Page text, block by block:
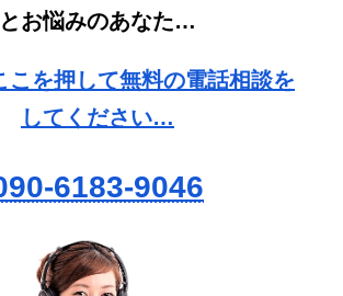
とお悩みのあなた…
こを押して無料の電話相談を
してください…
6183-9046